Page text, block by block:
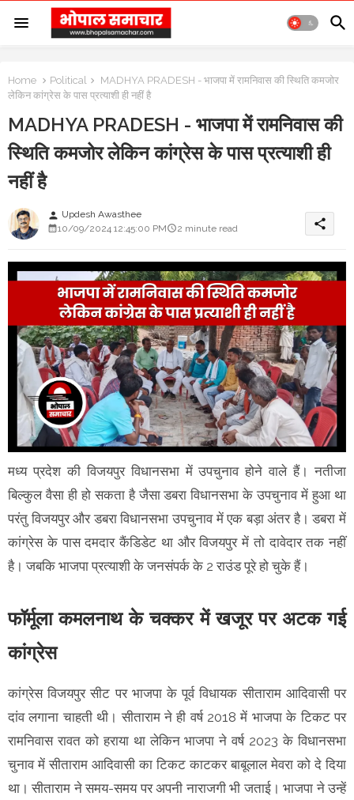
Home Political
MADHYA PRADESH - भाजपा में रामनिवास की स्थिति कमजोर
लेकिन कांग्रेस के पास प्रत्याशी ही नहीं है
MADHYA PRADESH - भाजपा में रामनिवास की
स्थिति कमजोर लेकिन कांग्रेस के पास प्रत्याशी ही
नहीं है
person Updesh Awasthee
10/09/2024 12:45:00 PM
2 minute read share
मध्य प्रदेश की विजयपुर विधानसभा में उपचुनाव होने वाले हैं। नतीजा
बिल्कुल वैसा ही हो सकता है जैसा डबरा विधानसभा के उपचुनाव में हुआ था
परंतु विजयपुर और डबरा विधानसभा उपचुनाव में एक बड़ा अंतर है। डबरा में
कांग्रेस के पास दमदार कैंडिडेट था और विजयपुर में तो दावेदार तक नहीं
है। जबकि भाजपा प्रत्याशी के जनसंपर्क के 2 राउंड पूरे हो चुके हैं।
फॉर्मूला कमलनाथ के चक्कर में खजूर पर अटक गई
कांग्रेस
कांग्रेस विजयपुर सीट पर भाजपा के पूर्व विधायक सीताराम आदिवासी पर
दांव लगाना चाहती थी। सीताराम ने ही वर्ष 2018 में भाजपा के टिकट पर
रामनिवास रावत को हराया था लेकिन भाजपा ने वर्ष 2023 के विधानसभा
चुनाव में सीताराम आदिवासी का टिकट काटकर बाबूलाल मेवरा को दे दिया
था। सीताराम ने समय-समय पर अपनी नाराजगी भी जताई। भाजपा ने उन्हें